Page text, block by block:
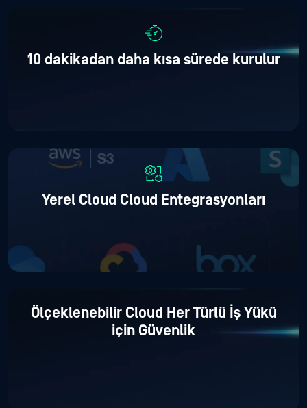
10 dakikadan daha kısa sürede kurulur
Yerel Cloud Cloud Entegrasyonları
Ölçeklenebilir Cloud Her Türlü İş Yükü
için Güvenlik